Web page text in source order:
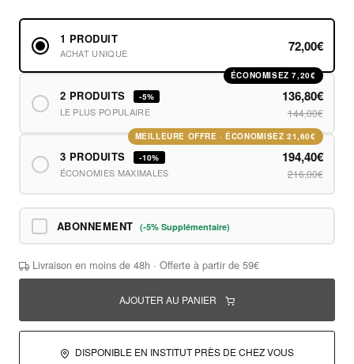
1 PRODUIT
ACHAT UNIQUE 72,00€
ÉCONOMISEZ 7,20€
2 PRODUITS -5%
LE PLUS POPULAIRE
136,80€
144,00€
MEILLEURE OFFRE · ÉCONOMISEZ 21,60€
3 PRODUITS -10%
ÉCONOMIES MAXIMALES
194,40€
216,00€
ABONNEMENT (-5% Supplémentaire)
Livraison en moins de 48h · Offerte à partir de 59€
AJOUTER AU PANIER
DISPONIBLE EN INSTITUT PRÈS DE CHEZ VOUS